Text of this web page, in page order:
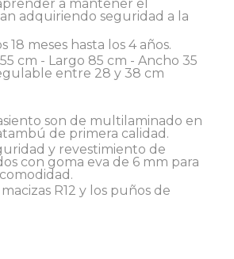
a mantener el
adquiriendo seguridad a la
18 meses hasta los 4 años.
cm - Largo 85 cm - Ancho 35
entre 28 y 38 cm
son de multilaminado en
de primera calidad.
y revestimiento de
con goma eva de 6 mm para
R12 y los puños de